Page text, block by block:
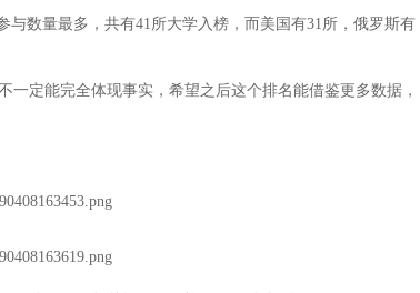
与数量最多，共有41所大学入榜，而美国有31所，俄罗斯有
定能完全体现事实，希望之后这个排名能借鉴更多数据，